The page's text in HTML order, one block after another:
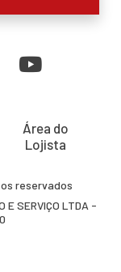
Área do
Lojista
reservados
E SERVIÇO LTDA -